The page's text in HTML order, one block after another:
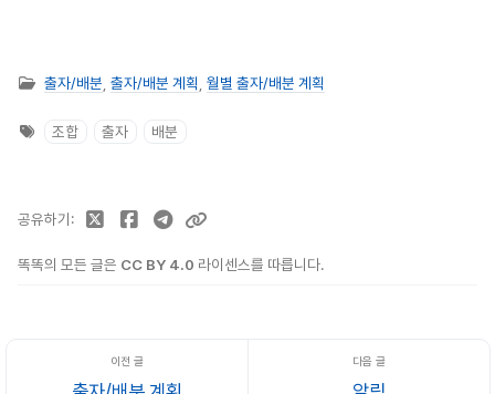
출자/배분 출자/배분 계획 월별 출자/배분 계획
조합 출자 배분
똑똑의 모든 글은 CC BY 4.0 라이센스를 따릅니다.
공유하기